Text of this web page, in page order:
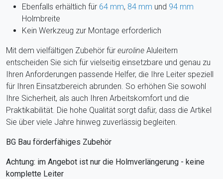
Ebenfalls erhältlich für 64 mm, 84 mm und 94 mm
Holmbreite
Kein Werkzeug zur Montage erforderlich
Mit dem vielfältigen Zubehör für euroline Aluleitern
entscheiden Sie sich für vielseitig einsetzbare und genau zu
Ihren Anforderungen passende Helfer, die Ihre Leiter speziell
für Ihren Einsatzbereich abrunden. So erhöhen Sie sowohl
Ihre Sicherheit, als auch Ihren Arbeitskomfort und die
Praktikabilität. Die hohe Qualität sorgt dafür, dass die Artikel
Sie über viele Jahre hinweg zuverlässig begleiten.
BG Bau förderfähiges Zubehör
Achtung: im Angebot ist nur die Holmverlängerung - keine
komplette Leiter